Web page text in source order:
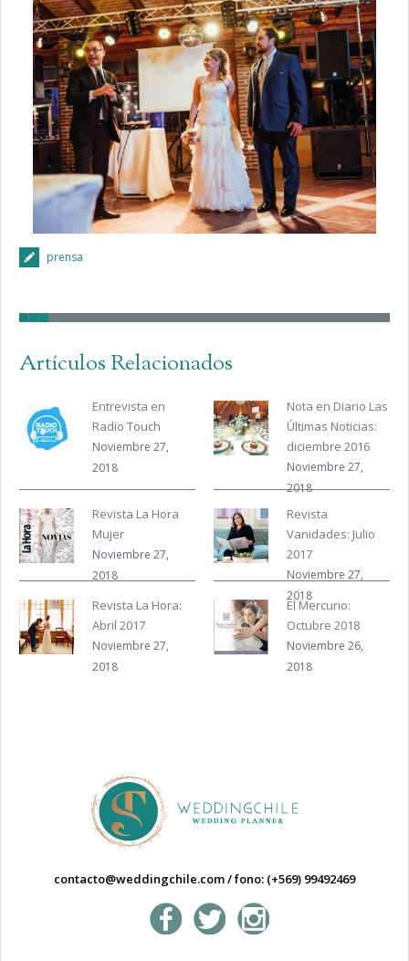
prensa
Artículos Relacionados
Entrevista en
Radio Touch
Noviembre 27,
2018
Nota en Diario Las
Últimas Noticias:
diciembre 2016
Noviembre 27,
2018
Revista La Hora
Mujer
Noviembre 27,
2018
Revista
Vanidades: Julio
2017
Noviembre 27,
2018
Revista La Hora:
Abril 2017
Noviembre 27,
2018
El Mercurio:
Octubre 2018
Noviembre 26,
2018
contacto@weddingchile.com/fono: (+569) 99492469